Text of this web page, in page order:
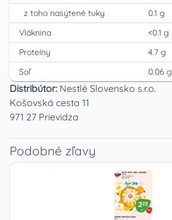
z toho nasýtené tuky
0.1 g
Vláknina
<0.1 g
Proteíny
4.7 g
Soľ
0.06 g
Distribútor: Nestlé Slovensko s.r.o.
Košovská cesta 11
971 27 Prievidza
Podobné zľavy